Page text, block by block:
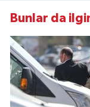
Bunlar da